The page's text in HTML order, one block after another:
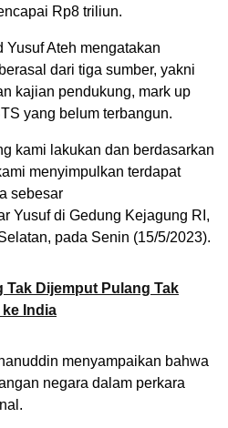
Rp8 triliun.
Yusuf Ateh mengatakan
dari tiga sumber, yakni
kajian pendukung, mark up
yang belum terbangun.
kami lakukan dan berdasarkan
menyimpulkan terdapat
sebesar
Yusuf di Gedung Kejagung RI,
pada Senin (15/5/2023).
Tak Dijemput Pulang Tak
ke India
menyampaikan bahwa
negara dalam perkara